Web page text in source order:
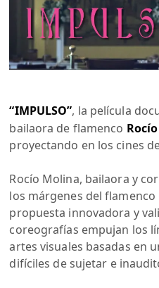
“IMPULSO”, la película
bailaora de flamenco
proyectando en los cines
Rocío Molina, bailaora y
los márgenes del
propuesta innovadora y
coreografías empujan los
artes visuales basadas en
difíciles de sujetar e